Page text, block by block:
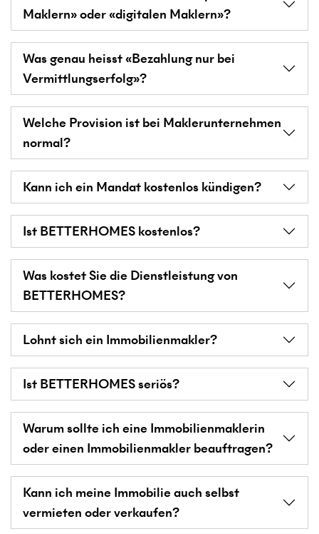
Maklern» oder «digitalen Maklern»?
Was genau heisst «Bezahlung nur bei
Vermittlungserfolg»?
Welche Provision ist bei Maklerunternehmen
normal?
Kann ich ein Mandat kostenlos kündigen?
Ist BETTERHOMES kostenlos?
Was kostet Sie die Dienstleistung von
BETTERHOMES?
Lohnt sich ein Immobilienmakler?
Ist BETTERHOMES seriös?
Warum sollte ich eine Immobilienmaklerin
oder einen Immobilienmakler beauftragen?
Kann ich meine Immobilie auch selbst
vermieten oder verkaufen?